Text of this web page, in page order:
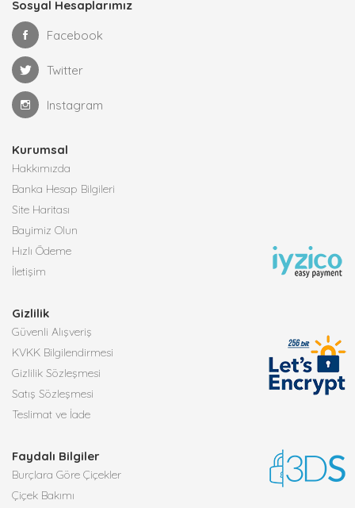
Sosyal Hesaplarımız
Facebook
Twitter
Instagram
Kurumsal
Hakkımızda
Banka Hesap Bilgileri
Site Haritası
Bayimiz Olun
Hızlı Ödeme
İletişim
Gizlilik
Güvenli Alışveriş
KVKK Bilgilendirmesi
Gizlilik Sözleşmesi
Satış Sözleşmesi
Teslimat ve İade
Faydalı Bilgiler
Burçlara Göre Çiçekler
Çiçek Bakımı